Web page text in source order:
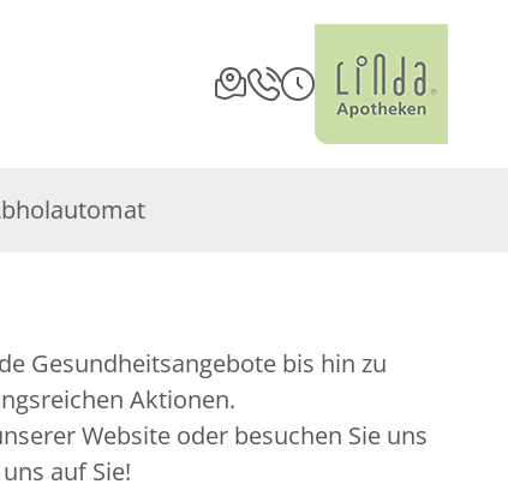
Aktionen.
Website oder besuchen Sie uns
auf Sie!